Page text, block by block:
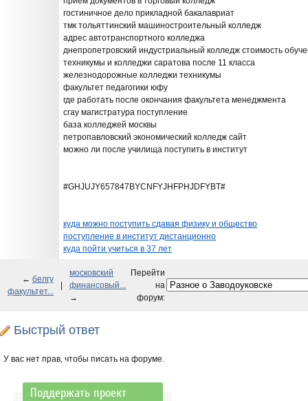
гостиничное дело прикладной бакалавриат
тмк тольяттинский машиностроительный колледж
адрес автотранспортного колледжа
днепропетровский индустриальный колледж стоимость
техникумы и колледжи саратова после 11 класса
железнодорожные колледжи техникумы
факультет педагогики юфу
где работать после окончания факультета менеджмента
сгау магистратура поступление
база колледжей москвы
петропавловский экономический колледж сайт
можно ли после училища поступить в институт
#GHJUJY657847BYCNFYJHFPHJDFYBT#
куда можно поступить сдавая физику и общество
поступление в институт дистанционно
куда пойти учиться в 37 лет
← белгу
факультет...
московский
финансовый...
→
Перейти
на
форум:
Быстрый ответ
У вас нет прав, чтобы писать на форуме.
Поддержать проект